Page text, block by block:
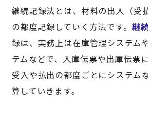
継続記録法とは、材料の出入（受
の都度記録していく方法です。 継
録は、実務上は在庫管理システム
テムなどで、入庫伝票や出庫伝票
受入や払出の都度ごとにシステム
算していきます。